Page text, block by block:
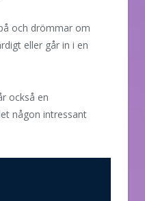
och drömmar om
eller går in i en
också en
någon intressant